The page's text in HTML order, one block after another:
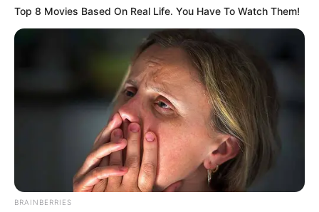
Top 8 Movies Based On Real Life. You Have To Watch Them!
BRAINBERRIES